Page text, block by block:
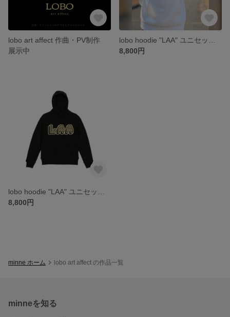
lobo art affect 作曲・PV制作
展示中
8,800円
8,800円
minne ホーム lobo art affect の作品一覧
minneを知る